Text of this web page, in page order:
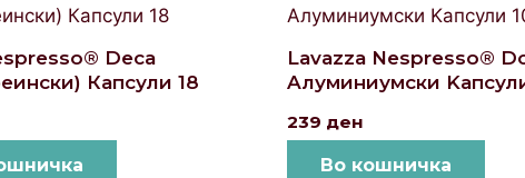
Deca
Капсули 18
Lavazza Nespresso®
Aлуминиумски
239 ден
Во кошничка